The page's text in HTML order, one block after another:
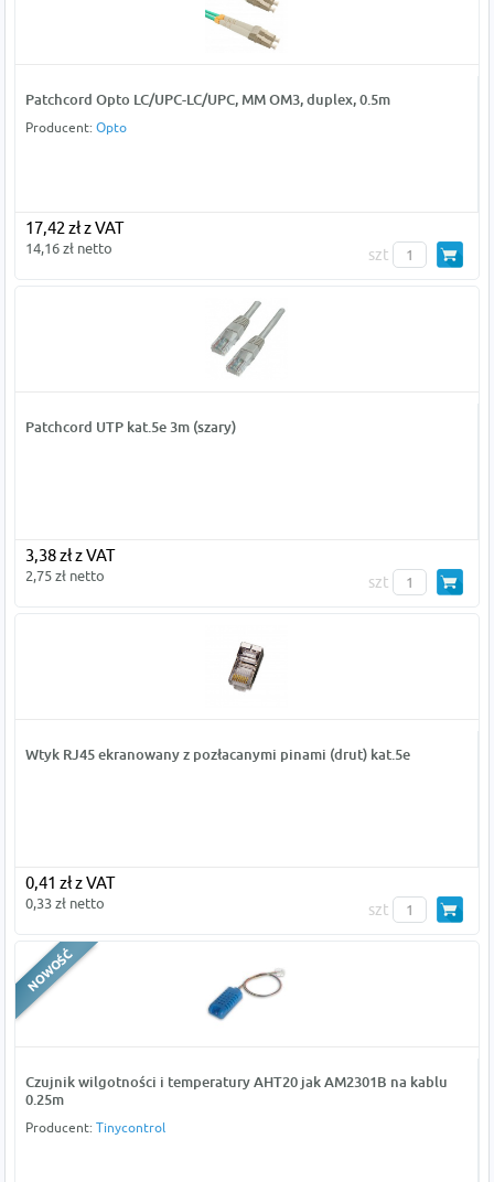
Patchcord Opto LC/UPC-LC/UPC, MM OM3, duplex, 0.5m
Producent: Opto
17,42 zł z VAT
14,16 zł netto szt
Patchcord UTP kat.5e 3m (szary)
3,38 zł z VAT
2,75 zł netto szt
Wtyk RJ45 ekranowany z pozłacanymi pinami (drut) kat.5e
0,41 zł z VAT
0,33 zł netto szt
Czujnik wilgotności i temperatury AHT20 jak AM2301B na kablu
0.25m
Producent: Tinycontrol